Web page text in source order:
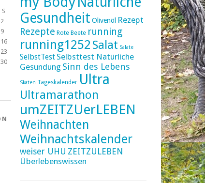
S
2
9
16
23
30
Gesundheit Olivenöl Rezept
Rezepte Rote Beete running
running1252 Salat Salate
SelbstTest Selbsttest Natürliche
Gesundung Sinn des Lebens
Skaten Tageskalender Ultra
Ultramarathon
umZEITZUerLEBEN
Weihnachten
Weihnachtskalender
weiser UHU ZEITZULEBEN
Überlebenswissen